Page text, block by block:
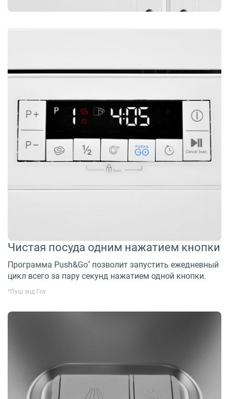
Чистая посуда одним нажатием кнопки
Программа Push&Go* позволит запустить ежедневный
цикл всего за пару секунд нажатием одной кнопки.
*Пуш энд Гоу